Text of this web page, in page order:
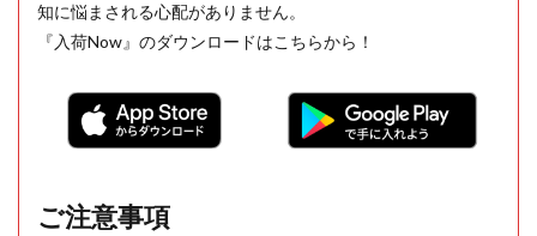
知に悩まされる心配がありません。
『入荷Now』のダウンロードはこちらから！
ご注意事項